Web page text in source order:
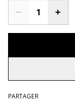
PARTAGER